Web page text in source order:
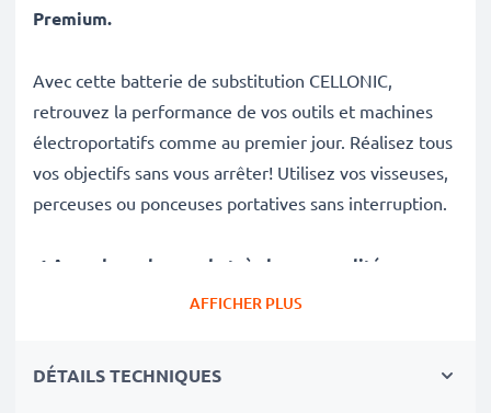
Premium.
Avec cette batterie de substitution CELLONIC,
retrouvez la performance de vos outils et machines
électroportatifs comme au premier jour. Réalisez tous
vos objectifs sans vous arrêter! Utilisez vos visseuses,
perceuses ou ponceuses portatives sans interruption.
✔ Accu de rechange de très bonne qualité
Capacité: 3Ah
morderne et effet de mémoire réduit
Sécurité et Fiabilité Garanties contre
AFFICHER PLUS
DÉTAILS TECHNIQUES